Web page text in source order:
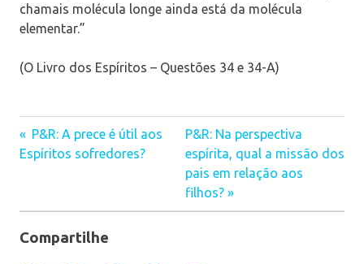
chamais molécula longe ainda está da molécula
elementar.”
(O Livro dos Espíritos – Questões 34 e 34-A)
Navegação
Post
P&R: A prece é útil aos
Espíritos sofredores?
P&R: Na perspectiva
espírita, qual a missão dos
pais em relação aos
filhos?
Compartilhe